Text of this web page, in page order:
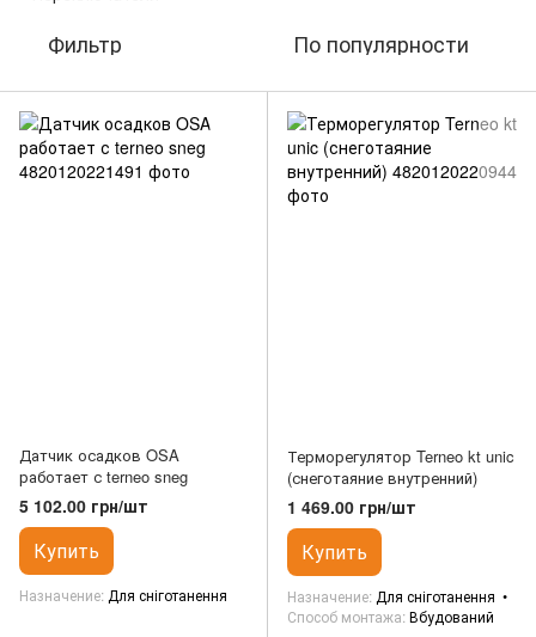
Фильтр По популярности
Датчик осадков OSA
работает с terneo sneg
5 102.00 грн/шт
Купить
Назначение Для сніготанення
Терморегулятор Terneo kt unic
(снеготаяние внутренний)
1 469.00 грн/шт
Купить
Назначение Для сніготанення
Способ монтажа Вбудований